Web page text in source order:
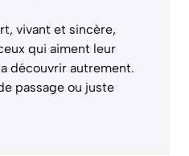
vivant et sincère,
qui aiment leur
découvrir autrement.
passage ou juste